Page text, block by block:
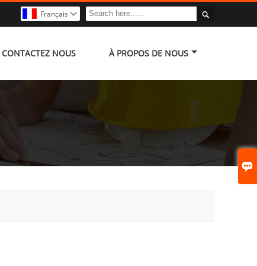


Français 
CONTACTEZ NOUS À PROPOS DE NOUS